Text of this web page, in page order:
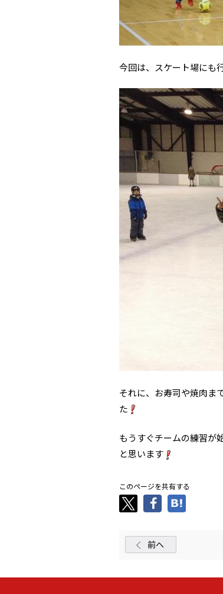
今回は、スケート場にも
それに、お寿司や焼肉ま
た
もうすぐチームの練習が
と思います
このページを共有する
前へ